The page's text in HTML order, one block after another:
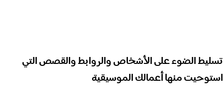
تسليط الضوء على الأشخاص والروابط والقصص التي
استوحيت منها أعمالك الموسيقية